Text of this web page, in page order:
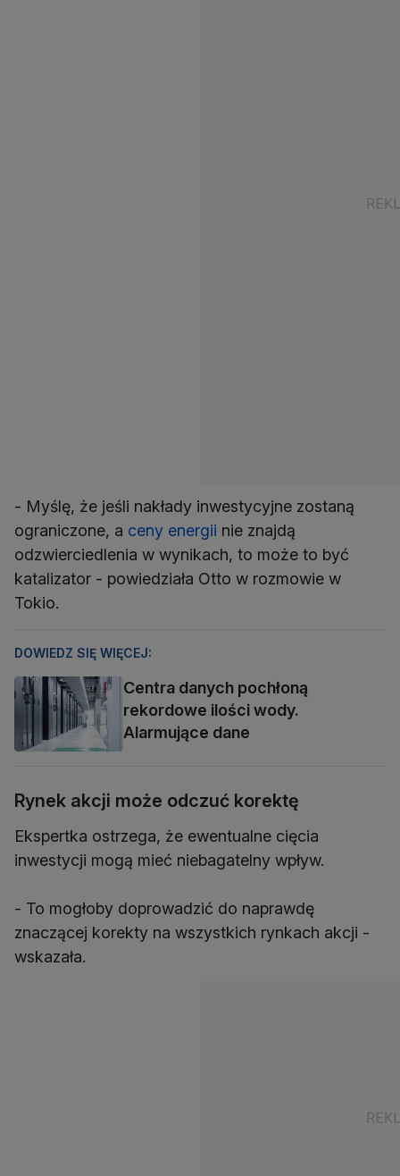
- Myślę, że jeśli nakłady inwestycyjne zostaną
ograniczone, a ceny energii nie znajdą
odzwierciedlenia w wynikach, to może to być
katalizator - powiedziała Otto w rozmowie w
Tokio.
DOWIEDZ SIĘ WIĘCEJ:
Centra danych pochłoną
rekordowe ilości wody.
Alarmujące dane
Rynek akcji może odczuć korektę
Ekspertka ostrzega, że ewentualne cięcia
inwestycji mogą mieć niebagatelny wpływ.
- To mogłoby doprowadzić do naprawdę
znaczącej korekty na wszystkich rynkach akcji -
wskazała.